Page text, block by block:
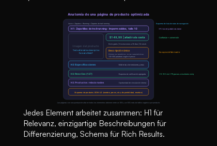
Jedes Element arbeitet zusammen: H1 für
Relevanz, einzigartige Beschreibungen für
Differenzierung, Schema für Rich Results.